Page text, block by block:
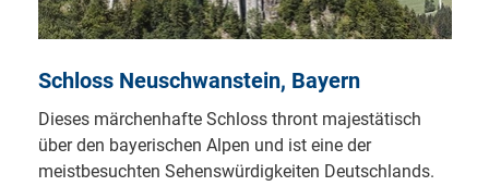
Schloss Neuschwanstein, Bayern
Dieses märchenhafte Schloss thront majestätisch
über den bayerischen Alpen und ist eine der
meistbesuchten Sehenswürdigkeiten Deutschlands.